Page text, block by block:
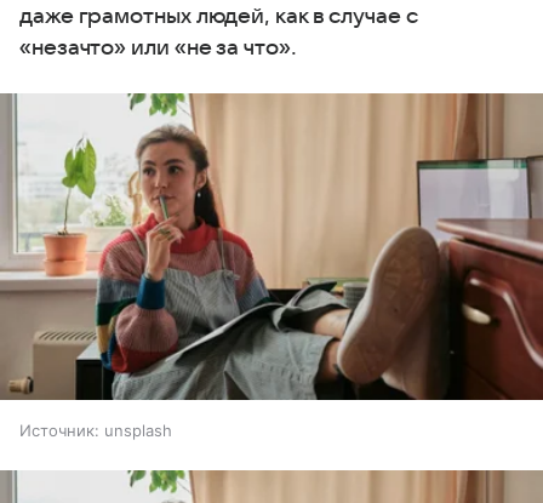
даже грамотных людей, как в случае с
«незачто» или «не за что».
Источник: unsplash